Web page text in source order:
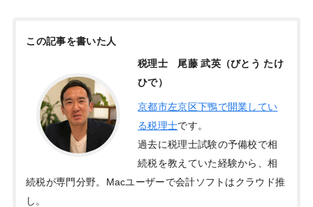
この記事を書いた人
税理士 尾藤 武英（びとう たけ
ひで）
京都市左京区下鴨で開業してい
る税理士です。
過去に税理士試験の予備校で相
続税を教えていた経験から、相
続税が専門分野。Macユーザーで会計ソフトはクラウド推
し。